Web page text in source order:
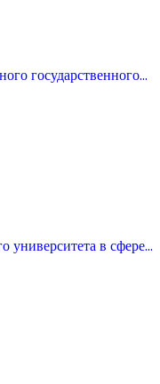
государственного…
университета в сфере…